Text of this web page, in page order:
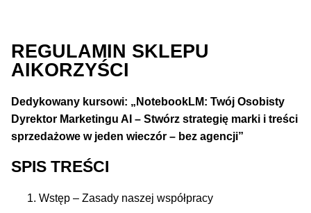
REGULAMIN SKLEPU
AIKORZYŚCI
Dedykowany kursowi: „NotebookLM: Twój Osobisty
Dyrektor Marketingu AI – Stwórz strategię marki i treści
sprzedażowe w jeden wieczór – bez agencji”
SPIS TREŚCI
Wstęp – Zasady naszej współpracy